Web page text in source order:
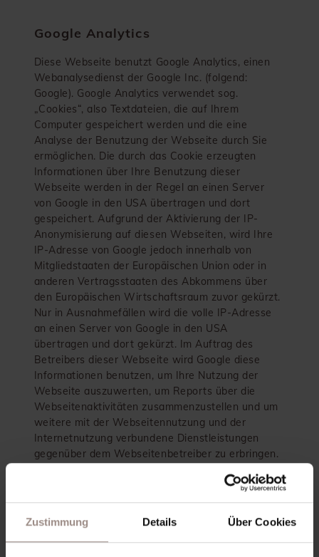
Zustimmung Details Über Cookies
Google Analytics
Diese Webseite benutzt Google Analytics, einen
Webanalysedienst der Google Inc. (folgend:
Google). Google Analytics verwendet sog.
„Cookies“, also Textdateien, die auf Ihrem
Computer gespeichert werden und die eine
Analyse der Benutzung der Webseite durch Sie
ermöglichen. Die durch das Cookie erzeugten
Informationen über Ihre Benutzung dieser
Webseite werden in der Regel an einen Server
von Google in den USA übertragen und dort
gespeichert. Aufgrund der Aktivierung der IP-
Anonymisierung auf diesen Webseiten, wird Ihre
IP-Adresse von Google jedoch innerhalb von
Mitgliedstaaten der Europäischen Union oder in
anderen Vertragsstaaten des Abkommens über
den Europäischen Wirtschaftsraum zuvor gekürzt.
Nur in Ausnahmefällen wird die volle IP-Adresse
an einen Server von Google in den USA
übertragen und dort gekürzt. Im Auftrag des
Betreibers dieser Webseite wird Google diese
Informationen benutzen, um Ihre Nutzung der
Webseite auszuwerten, um Reports über die
Webseitenaktivitäten zusammenzustellen und um
weitere mit der Webseitennutzung und der
Internetnutzung verbundene Dienstleistungen
gegenüber dem Webseitenbetreiber zu erbringen.
Browser übermittelte IP-Adresse wird nicht mit
anderen Daten von Google zusammengeführt.
Sie können die Speicherung der Cookies durch
eine entsprechende Einstellung Ihrer Browser-